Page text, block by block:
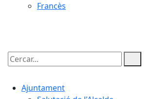
Francès
Cercar:
Ajuntament